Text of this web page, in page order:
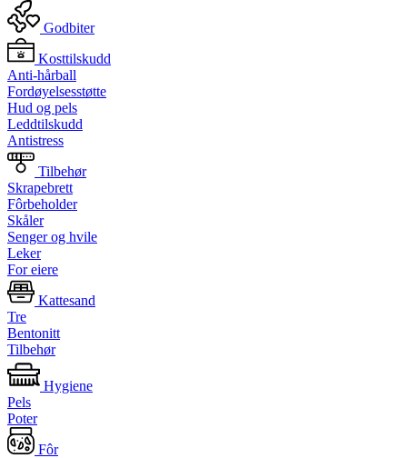
Godbiter
Kosttilskudd
Anti-hårball
Fordøyelsesstøtte
Hud og pels
Leddtilskudd
Antistress
Tilbehør
Skrapebrett
Fôrbeholder
Skåler
Senger og hvile
Leker
For eiere
Kattesand
Tre
Bentonitt
Tilbehør
Hygiene
Pels
Poter
Fôr